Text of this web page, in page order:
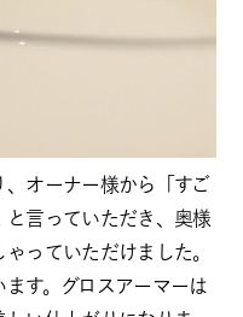
オーナー様から「すご
言っていただき、奥様
っていただけました。
す。グロスアーマーは